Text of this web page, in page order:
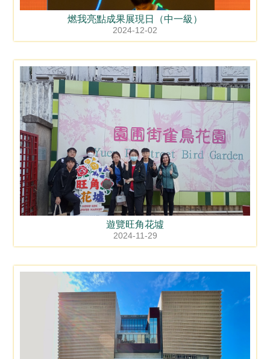
燃我亮點成果展現日（中一級）
2024-12-02
遊覽旺角花墟
2024-11-29